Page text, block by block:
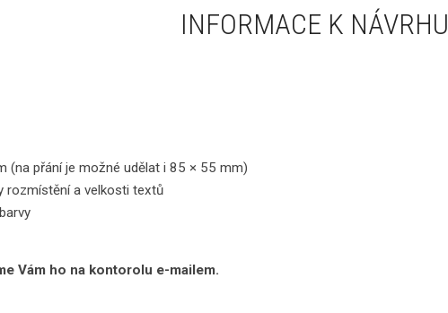
INFORMACE K NÁVRHU
(na přání je možné udělat i 85 × 55 mm)
rozmístění a velkosti textů
Vám ho na kontorolu e-mailem.